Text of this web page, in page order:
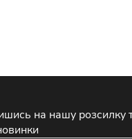
на нашу розсилку